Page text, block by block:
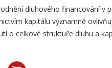
dluhového financování v
kapitálu významně
o celkové struktuře dluhu a